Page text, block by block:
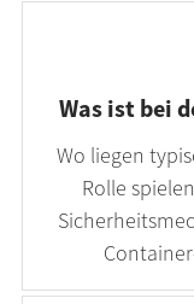
Was ist bei
Wo liegen
Rolle